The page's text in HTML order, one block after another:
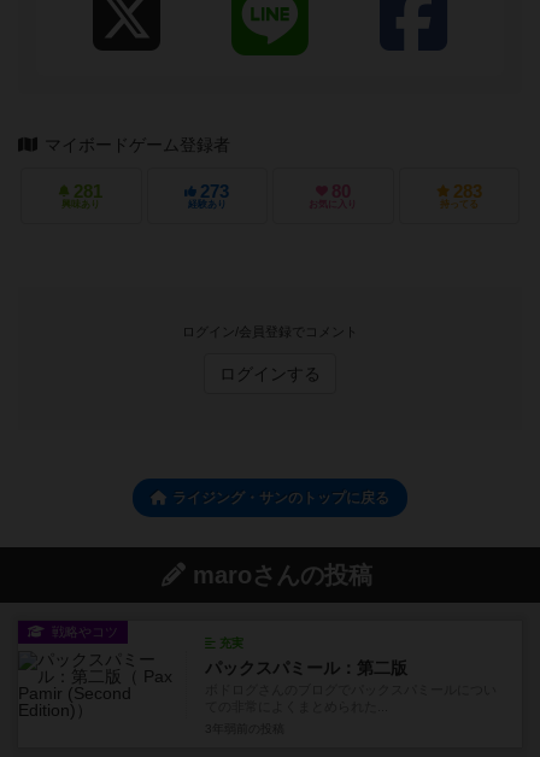
マイボードゲーム登録者
281
興味あり
273
経験あり
80
お気に入り
283
持ってる
ログイン/会員登録でコメント
ログインする
ライジング・サンのトップに戻る
maroさんの投稿
戦略やコツ
充実
パックスパミール：第二版